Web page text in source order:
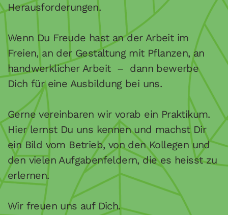
Herausforderungen.
Wenn Du Freude hast an der Arbeit im
Freien, an der Gestaltung mit Pflanzen, an
handwerklicher Arbeit – dann bewerbe
Dich für eine Ausbildung bei uns.
Gerne vereinbaren wir vorab ein Praktikum.
Hier lernst Du uns kennen und machst Dir
ein Bild vom Betrieb, von den Kollegen und
den vielen Aufgabenfeldern, die es heisst zu
erlernen.
Wir freuen uns auf Dich.